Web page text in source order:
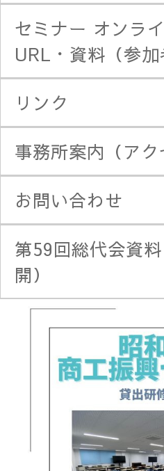
セミナー オンラ
URL・資料（参加
リンク
事務所案内（アク
お問い合わせ
第59回総代会資
開）